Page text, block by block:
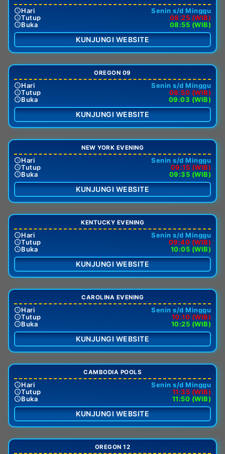
Hari
Senin s/d Minggu
Tutup
08:25 (WIB)
Buka
08:55 (WIB)
KUNJUNGI WEBSITE
OREGON 09
Hari
Senin s/d Minggu
Tutup
08:50 (WIB)
Buka
09:03 (WIB)
KUNJUNGI WEBSITE
NEW YORK EVENING
Hari
Senin s/d Minggu
Tutup
09:15 (WIB)
Buka
09:35 (WIB)
KUNJUNGI WEBSITE
KENTUCKY EVENING
Hari
Senin s/d Minggu
Tutup
09:40 (WIB)
Buka
10:05 (WIB)
KUNJUNGI WEBSITE
CAROLINA EVENING
Hari
Senin s/d Minggu
Tutup
10:10 (WIB)
Buka
10:25 (WIB)
KUNJUNGI WEBSITE
CAMBODIA POOLS
Hari
Senin s/d Minggu
Tutup
11:35 (WIB)
Buka
11:50 (WIB)
KUNJUNGI WEBSITE
OREGON 12